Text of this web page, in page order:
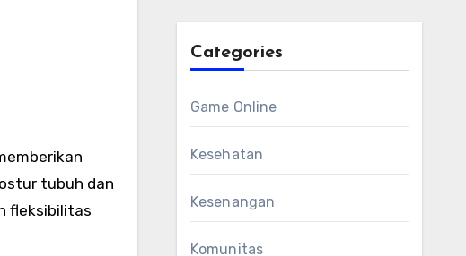
tubuh dan
fleksibilitas
Categories
Game Online
Kesehatan
Kesenangan
Komunitas